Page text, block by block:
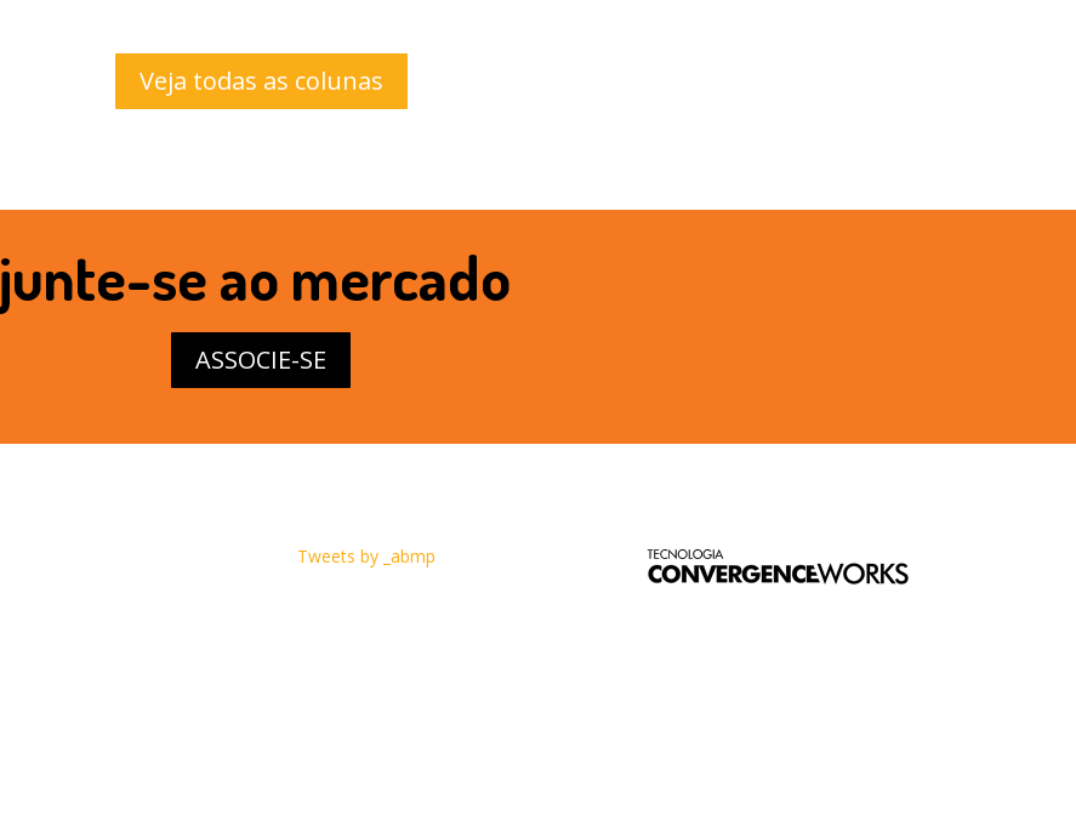
Veja todas as colunas
junte-se ao mercado
ASSOCIE-SE
Tweets by _abmp